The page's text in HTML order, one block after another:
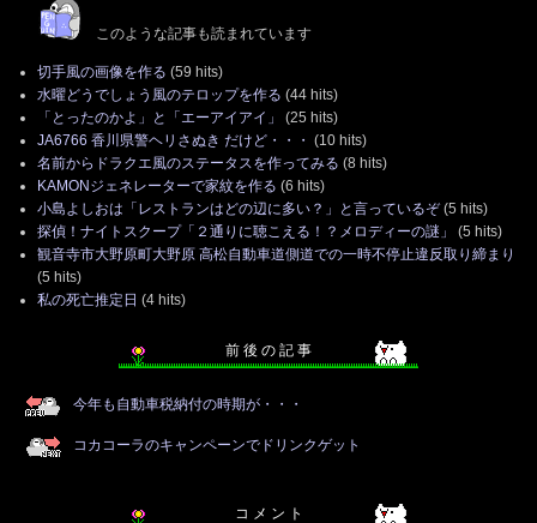
このような記事も読まれています
切手風の画像を作る (59 hits)
水曜どうでしょう風のテロップを作る (44 hits)
「とったのかよ」と「エーアイアイ」
(25 hits)
JA6766 香川県警ヘリさぬき だけど・・・ (10 hits)
名前からドラクエ風のステータスを作ってみる (8 hits)
KAMONジェネレーターで家紋を作る (6 hits)
小島よしおは「レストランはどの辺に多い？」と言っているぞ(5 hits)
探偵！ナイトスクープ「２通りに聴こえる！？メロディーの謎」
(5 hits)
観音寺市大野原町大野原 高松自動車道側道での一時不停止違反取り締まり
(5 hits)
私の死亡推定日 (4 hits)
前 後 の 記 事
今年も自動車税納付の時期が・・・
コカコーラのキャンペーンでドリンクゲット
コ メ ン ト